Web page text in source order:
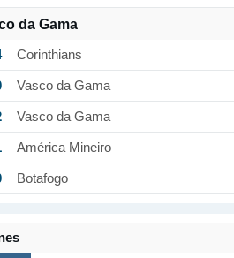
da Gama
Corinthians
Vasco da Gama
Vasco da Gama
América Mineiro
Botafogo